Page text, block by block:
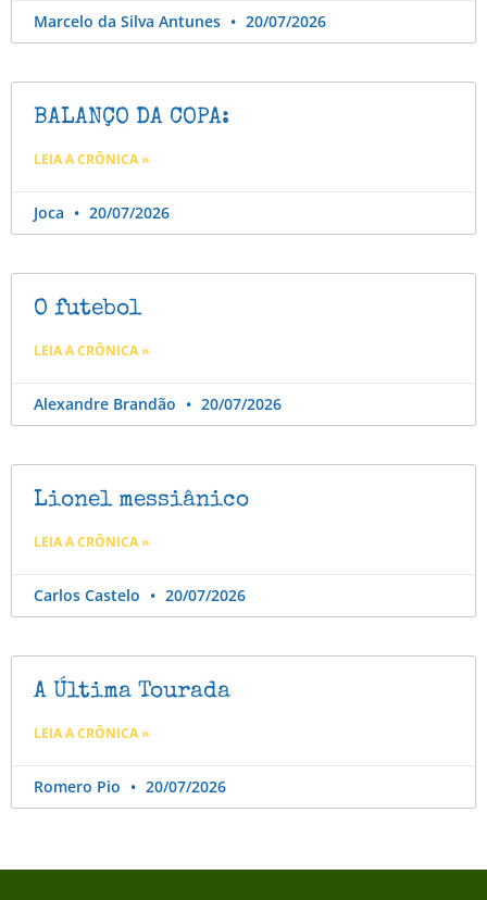
Marcelo da Silva Antunes 20/07/2026
BALANÇO DA COPA:
LEIA A CRÔNICA »
Joca 20/07/2026
O futebol
LEIA A CRÔNICA »
Alexandre Brandão 20/07/2026
Lionel messiânico
LEIA A CRÔNICA »
Carlos Castelo 20/07/2026
A Última Tourada
LEIA A CRÔNICA »
Romero Pio 20/07/2026